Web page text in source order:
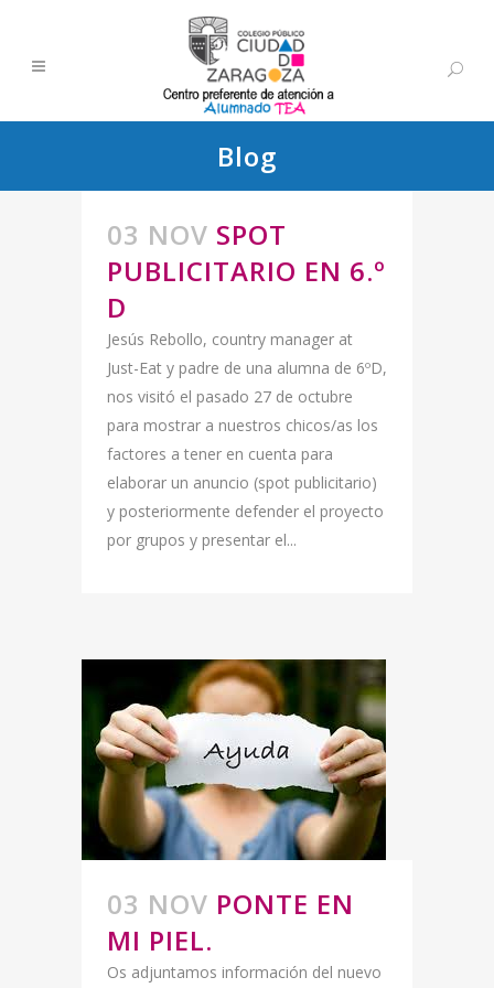
Blog
03 NOV SPOT
PUBLICITARIO EN 6.º
D
Jesús Rebollo, country manager at
Just-Eat y padre de una alumna de 6ºD,
nos visitó el pasado 27 de octubre
para mostrar a nuestros chicos/as los
factores a tener en cuenta para
elaborar un anuncio (spot publicitario)
y posteriormente defender el proyecto
por grupos y presentar el...
03 NOV PONTE EN
MI PIEL.
Os adjuntamos información del nuevo